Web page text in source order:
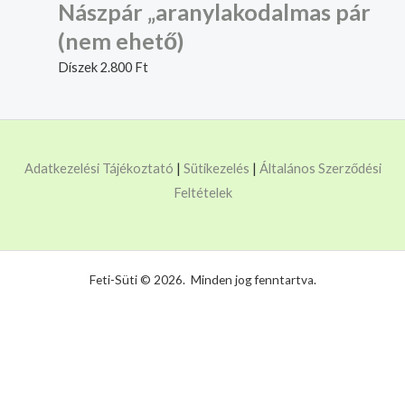
Nászpár „aranylakodalmas pár
(nem ehető)
Díszek2.800 Ft
Adatkezelési Tájékoztató | Sütikezelés | Általános Szerződési
Feltételek
Feti-Süti © 2026. Minden jog fenntartva.